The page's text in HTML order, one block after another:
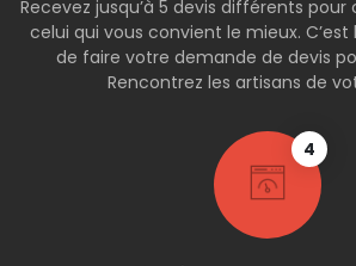
Recevez jusqu’à 5 devis différents
celui qui vous convient le mieux.
de faire votre demande de devis
Rencontrez les artisans de
4